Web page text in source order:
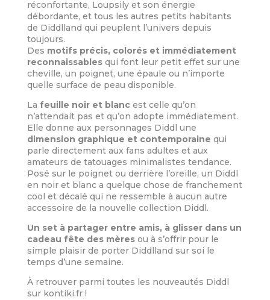
réconfortante, Loupsily et son énergie
débordante, et tous les autres petits habitants
de Diddlland qui peuplent l’univers depuis
toujours.
Des motifs précis, colorés et immédiatement
reconnaissablesqui font leur petit effet sur une
cheville, un poignet, une épaule ou n’importe
quelle surface de peau disponible.
La feuille noir et blancest celle qu’on
n’attendait pas et qu’on adopte immédiatement.
Elle donne aux personnages Diddl une
dimension graphique et contemporaine qui
parle directement aux fans adultes et aux
amateurs de tatouages minimalistes tendance.
Posé sur le poignet ou derrière l’oreille, un Diddl
en noir et blanc a quelque chose de franchement
cool et décalé qui ne ressemble à aucun autre
accessoire de la nouvelle collection Diddl.
Un set à partager entre amis, à glisser dans un
cadeau fête des mèresou à s’offrir pour le
simple plaisir de porter Diddlland sur soi le
temps d’une semaine.
À retrouver parmi toutes les nouveautés Diddl
sur kontiki.fr !